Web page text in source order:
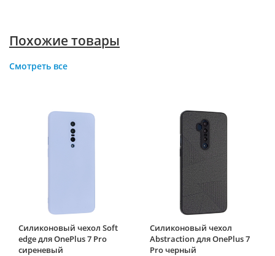
Похожие товары
Смотреть все
Силиконовый чехол Soft
edge для OnePlus 7 Pro
сиреневый
Силиконовый чехол
Abstraction для OnePlus 7
Pro черный